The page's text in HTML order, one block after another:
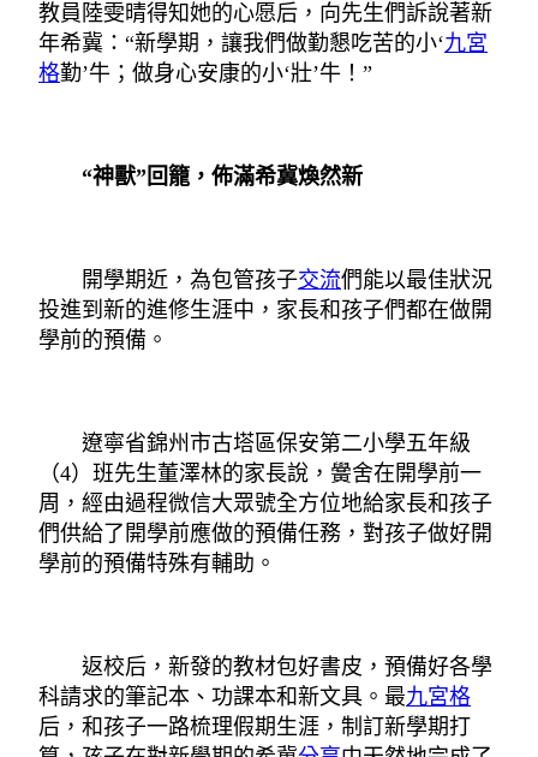
教員陸雯晴得知她的心愿后，向先生們訴說著新
年希冀：“新學期，讓我們做勤懇吃苦的小‘九宮
格勤’牛；做身心安康的小‘壯’牛！”
“神獸”回籠，佈滿希冀煥然新
開學期近，為包管孩子交流們能以最佳狀況
投進到新的進修生涯中，家長和孩子們都在做開
學前的預備。
遼寧省錦州市古塔區保安第二小學五年級
（4）班先生董澤林的家長說，黌舍在開學前一
周，經由過程微信大眾號全方位地給家長和孩子
們供給了開學前應做的預備任務，對孩子做好開
學前的預備特殊有輔助。
返校后，新發的教材包好書皮，預備好各學
科請求的筆記本、功課本和新文具。最九宮格
后，和孩子一路梳理假期生涯，制訂新學期打